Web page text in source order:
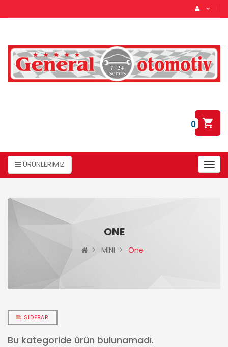
0
ÜRÜNLERİMİZ
ONE
MINI One
SIDEBAR
Bu kategoride ürün bulunamadı.